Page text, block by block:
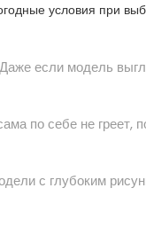
условия при
если модель
по себе не греет,
с глубоким